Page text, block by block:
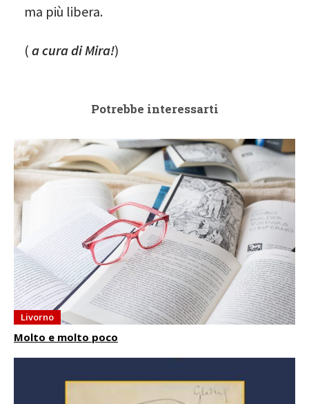
ma più libera.
( a cura di Mira!)
Potrebbe interessarti
Livorno
Molto e molto poco